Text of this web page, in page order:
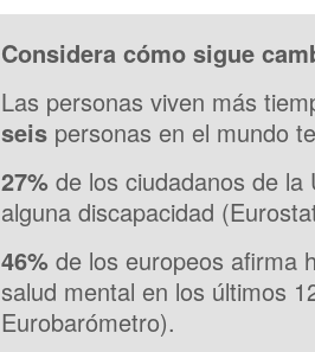
Considera cómo sigue
Las personas viven más
seispersonas en el mundo
27%de los ciudadanos de la
alguna discapacidad
46%de los europeos afirma
salud mental en los últimos
Eurobarómetro).